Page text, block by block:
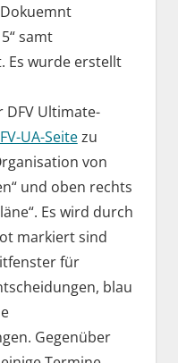
samt
Es wurde erstellt
Ultimate-
UA-Seitezu
von
und oben rechts
Es wird durch
markiert sind
für
blau
Gegenüber